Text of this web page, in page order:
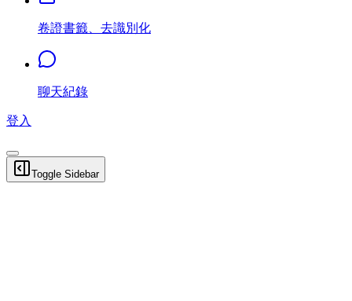
卷證書籤、去識別化
聊天紀錄
登入
Toggle Sidebar